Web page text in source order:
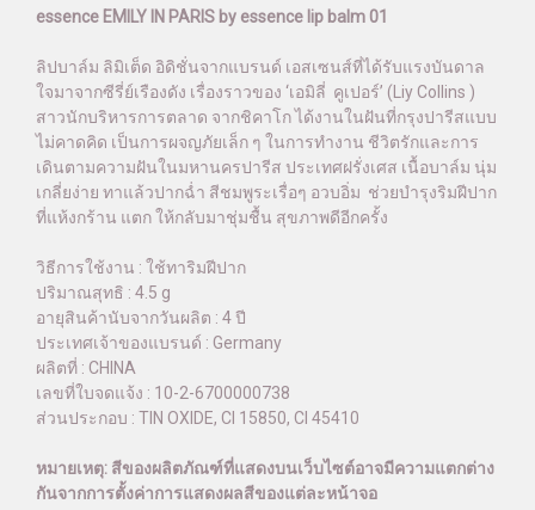
essence EMILY IN PARIS by essence lip balm 01
ลิปบาล์ม ลิมิเต็ด อิดิชั่นจากแบรนด์ เอสเซนส์ที่ได้รับแรงบันดาล
ใจมาจากซีรี่ย์เรืองดัง เรื่องราวของ ‘เอมิลี่ คูเปอร์’ (Liy Collins )
สาวนักบริหารการตลาด จากชิคาโก ได้งานในฝันที่กรุงปารีสแบบ
ไม่คาดคิด เป็นการผจญภัยเล็ก ๆ ในการทำงาน ชีวิตรักและการ
เดินตามความฝันในมหานครปารีส ประเทศฝรั่งเศส เนื้อบาล์ม นุ่ม
เกลี่ยง่าย ทาแล้วปากฉ่ำ สีชมพูระเรื่อๆ อวบอิ่ม ช่วยบำรุงริมฝีปาก
ที่แห้งกร้าน แตก ให้กลับมาชุ่มชื้น สุขภาพดีอีกครั้ง
วิธีการใช้งาน : ใช้ทาริมฝีปาก
ปริมาณสุทธิ : 4.5 g
อายุสินค้านับจากวันผลิต : 4 ปี
ประเทศเจ้าของแบรนด์ : Germany
ผลิตที่ : CHINA
เลขที่ใบจดแจ้ง : 10-2-6700000738
ส่วนประกอบ : TIN OXIDE, CI 15850, CI 45410
หมายเหตุ: สีของผลิตภัณฑ์ที่แสดงบนเว็บไซต์อาจมีความแตกต่าง
กันจากการตั้งค่าการแสดงผลสีของแต่ละหน้าจอ